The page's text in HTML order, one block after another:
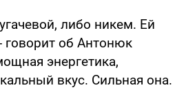
либо никем. Ей
говорит об Антонюк
энергетика,
вкус. Сильная она.